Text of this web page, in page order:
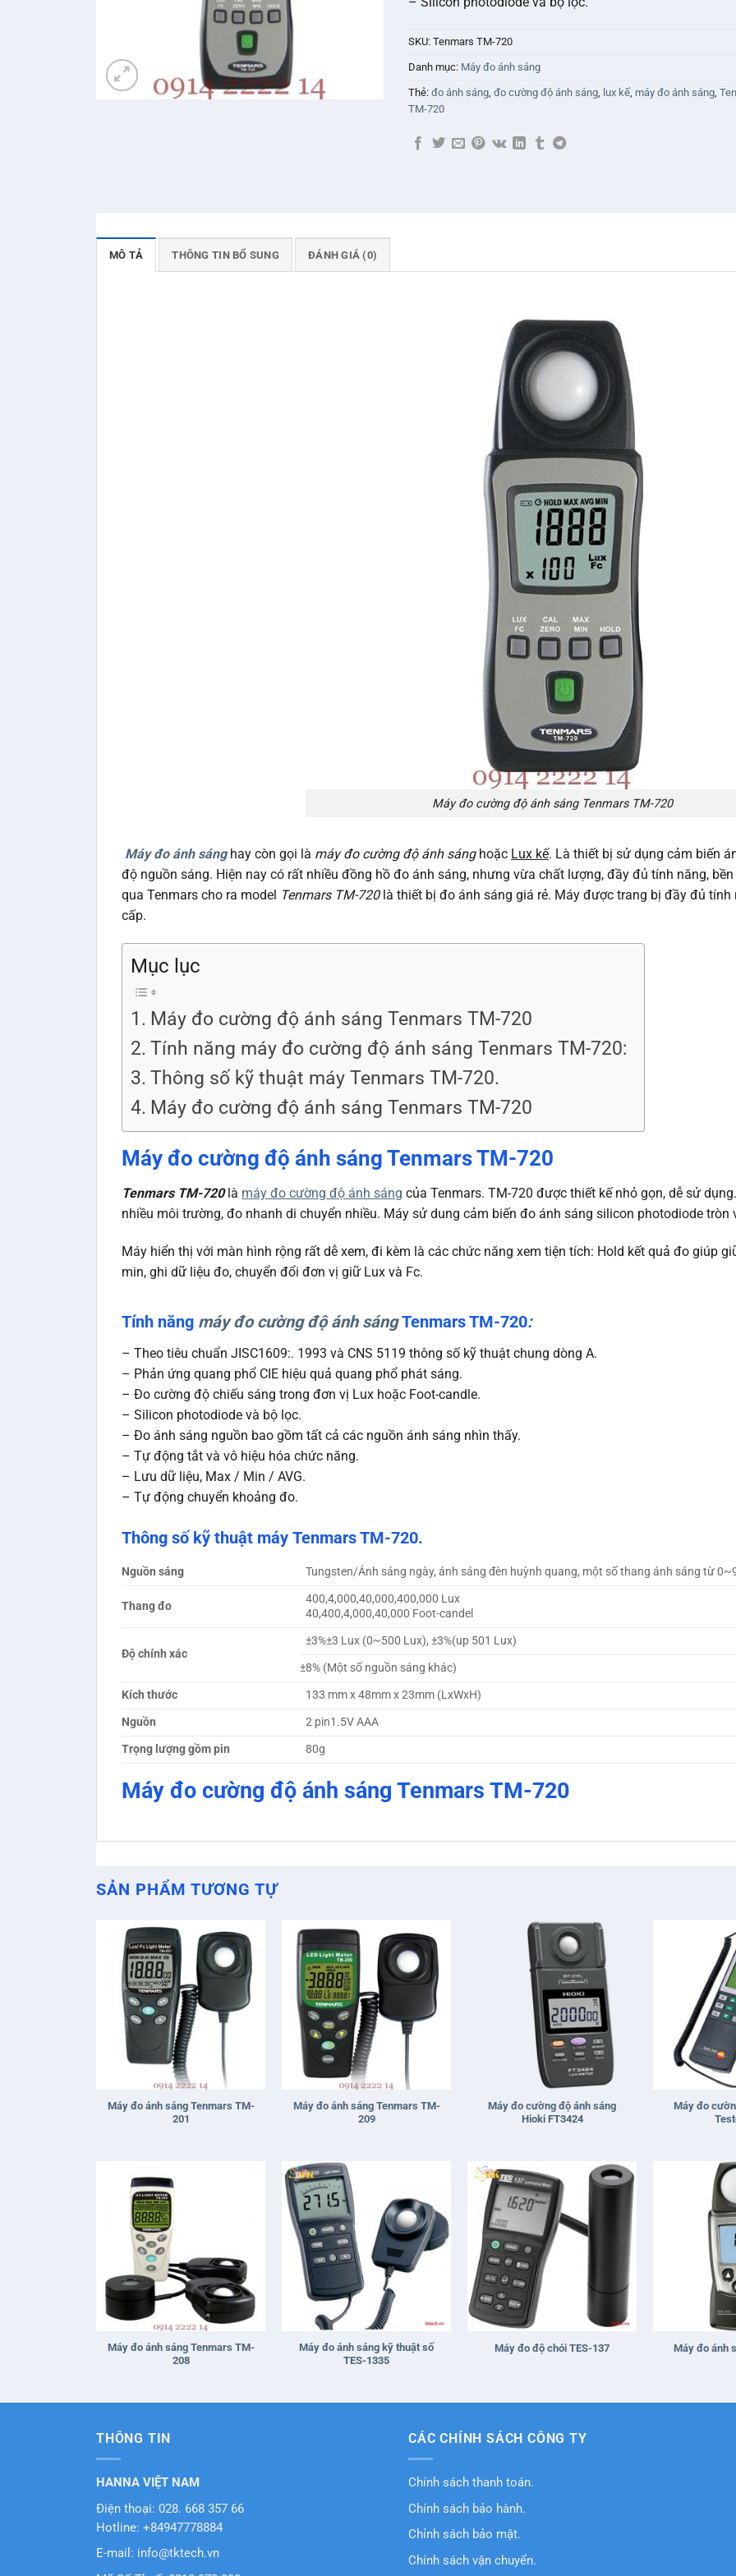
SKU: Tenmars TM-720
Danh mục: Máy đo ánh sáng
Thẻ: đo ánh sáng, đo cường độ ánh sáng, lux kế, máy đo ánh sáng,
TM-720
MÔ TẢ THÔNG TIN BỔ SUNG ĐÁNH GIÁ (0)
Máy đo cường độ ánh sáng Tenmars TM-720
Máy đo ánh sánghay còn gọi là máy đo cường độ ánh sánghoặc Lux kế. Là thiết bị sử dụng cảm biến
độ nguồn sáng. Hiện nay có rất nhiều đồng hồ đo ánh sáng, nhưng vừa chất lượng, đầy đủ tính năng,
qua Tenmars cho ra model Tenmars TM-720là thiết bị đo ánh sáng giá rẻ. Máy được trang bị đầy đủ
cấp.
Mục lục
Máy đo cường độ ánh sáng Tenmars TM-720
Tính năng máy đo cường độ ánh sáng Tenmars TM-720:
Thông số kỹ thuật máy Tenmars TM-720.
Máy đo cường độ ánh sáng Tenmars TM-720
Máy đo cường độ ánh sáng Tenmars TM-720
Tenmars TM-720là máy đo cường độ ánh sáng của Tenmars. TM-720 được thiết kế nhỏ gọn, dễ sử
nhiều môi trường, đo nhanh di chuyển nhiều. Máy sử dung cảm biến đo ánh sáng silicon photodiode
Máy hiển thị với màn hình rộng rất dễ xem, đi kèm là các chức năng xem tiện tích: Hold kết quả đo giúp
min, ghi dữ liệu đo, chuyển đổi đơn vị giữ Lux và Fc.
Tính năng máy đo cường độ ánh sángTenmars TM-720:
– Theo tiêu chuẩn JISC1609:. 1993 và CNS 5119 thông số kỹ thuật chung dòng A.
– Phản ứng quang phổ CIE hiệu quả quang phổ phát sáng.
– Đo cường độ chiếu sáng trong đơn vị Lux hoặc Foot-candle.
– Silicon photodiode và bộ lọc.
– Đo ánh sáng nguồn bao gồm tất cả các nguồn ánh sáng nhìn thấy.
– Tự động tắt và vô hiệu hóa chức năng.
– Lưu dữ liệu, Max / Min / AVG.
– Tự động chuyển khoảng đo.
Thông số kỹ thuật máy Tenmars TM-720.
Nguồn sáng Tungsten/Ánh sáng ngày, ánh sáng đèn huỳnh quang, một số thang ánh sáng từ
Thang đo
400,4,000,40,000,400,000 Lux
40,400,4,000,40,000 Foot-candel
Độ chính xác
±3%±3 Lux (0~500 Lux), ±3%(up 501 Lux)
±8% (Một số nguồn sáng khác)
Kích thước
133 mm x 48mm x 23mm (LxWxH)
Nguồn
2 pin1.5V AAA
Trọng lượng gồm pin
80g
Máy đo cường độ ánh sáng Tenmars TM-720
SẢN PHẨM TƯƠNG TỰ
Máy đo ánh sáng Tenmars TM-
201
+
Máy đo ánh sáng Tenmars TM-
209
Máy đo cường độ ánh sáng
Hioki FT3424
Máy đo
Máy đo ánh sáng Tenmars TM-
208
Máy đo ánh sáng kỹ thuật số
TES-1335
Máy đo độ chói TES-137 Máy đo ánh
THÔNG TIN
HANNA VIỆT NAM
Điện thoại: 028. 668 357 66
Hotline: +84947778884
E-mail: info@tktech.vn
CÁC CHÍNH SÁCH CÔNG TY
Chính sách thanh toán.
Chính sách bảo hành.
Chỉnh sách bảo mật.
Chính sách vận chuyển.